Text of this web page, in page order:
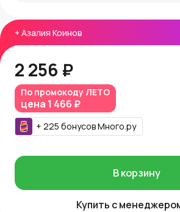
+ Азалия Коинов
2 256 ₽
По промокоду ЛЕТО
цена 1 466 ₽
+ 225 бонусовМного.ру
В корзину
Купить с
Артикул: AME-4,5-01
Заказ и доставка
быстрой доставкой по Москве и
покупку начисляютсяАзалия Коины
получать бонусы и скидки на
Полезная информация
Советы и идеи по уходу за растениями